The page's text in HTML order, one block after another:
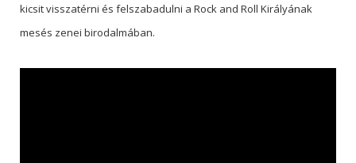
kicsit visszatérni és felszabadulni a Rock and Roll Királyának
mesés zenei birodalmában.